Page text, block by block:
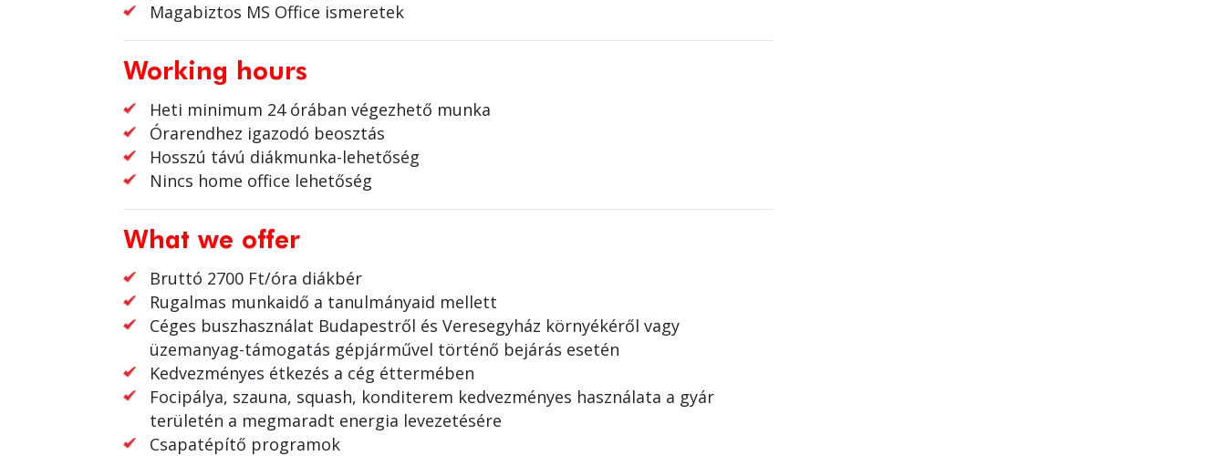
Magabiztos MS Office ismeretek
Working hours
Heti minimum 24 órában végezhető munka
Órarendhez igazodó beosztás
Hosszú távú diákmunka-lehetőség
Nincs home office lehetőség
What we offer
Bruttó 2700 Ft/óra diákbér
Rugalmas munkaidő a tanulmányaid mellett
Céges buszhasználat Budapestről és Veresegyház környékéről vagy
üzemanyag-támogatás gépjárművel történő bejárás esetén
Kedvezményes étkezés a cég éttermében
Focipálya, szauna, squash, konditerem kedvezményes használata a gyár
területén a megmaradt energia levezetésére
Csapatépítő programok